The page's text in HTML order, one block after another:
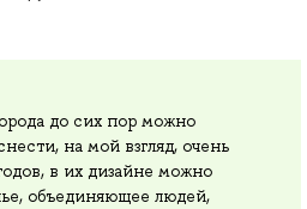
до сих пор можно
на мой взгляд, очень
в их дизайне можно
объединяющее людей,